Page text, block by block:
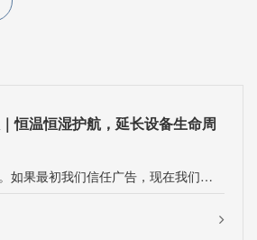
恒温恒湿护航，延长设备生命周
营销的形式正在改变。如果最初我们信任广告，现在我们信任谈论不同类型产品的影响者。···